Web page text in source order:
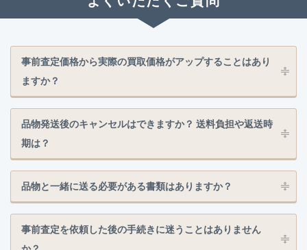
事前査定価格から実際の買取価格がアップすることはあり
ますか？
品物発送後のキャンセルはできますか？ 送料負担や返送時
期は？
品物と一緒に送る必要がある書類はありますか？
事前査定を依頼した後の手続きに迷うことはありません